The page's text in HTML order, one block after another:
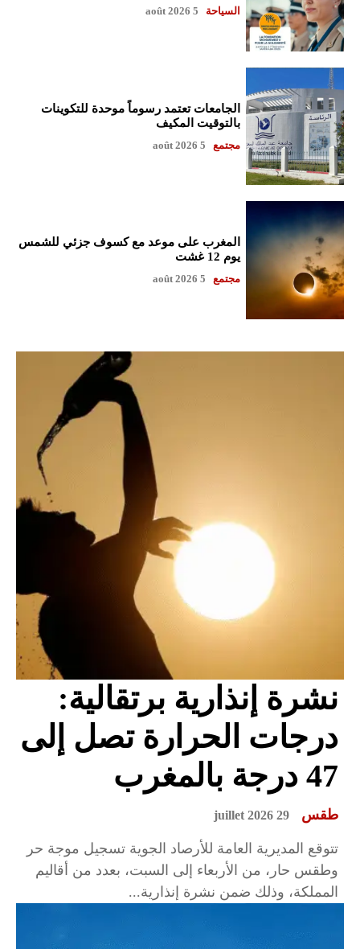
السياحة 5 août 2026
الجامعات تعتمد رسوماً موحدة للتكوينات
بالتوقيت المكيف
مجتمع 5 août 2026
المغرب على موعد مع كسوف جزئي للشمس
يوم 12 غشت
مجتمع 5 août 2026
نشرة إنذارية برتقالية:
درجات الحرارة تصل إلى
47 درجة بالمغرب
طقس 29 juillet 2026
تتوقع المديرية العامة للأرصاد الجوية تسجيل موجة حر
وطقس حار، من الأربعاء إلى السبت، بعدد من أقاليم
المملكة، وذلك ضمن نشرة إنذارية...